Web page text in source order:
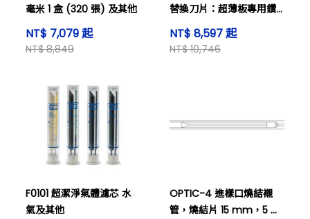
毫米 1 盒 (320 張) 及其他
NT$ 7,079 起
NT$ 8,849
替換刀片：超薄板專用鑽
石刀片，黑色及其他
NT$ 8,597 起
NT$ 10,746
F0101 超潔淨氣體濾芯 水
氣及其他
OPTIC-4 進樣口燒結襯
管，燒結片 15 mm，5 個